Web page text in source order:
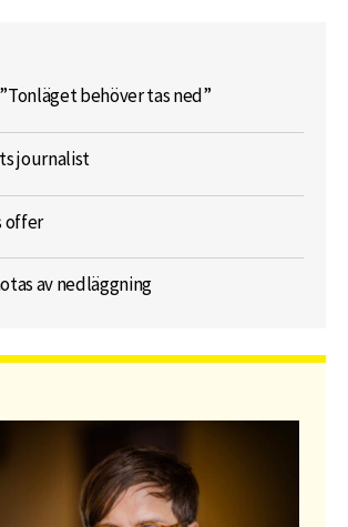
behöver tas ned”
journalist
offer
av nedläggning